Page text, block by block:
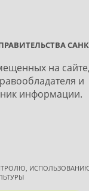
на
и
информации.